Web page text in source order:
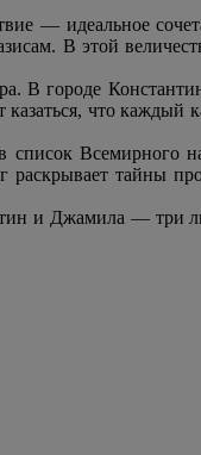
— идеальное
В этой
В городе
что
список
раскрывает тайны
и Джамила — три